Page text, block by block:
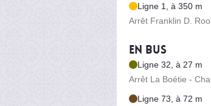
Ligne 1, à 350 m
Arrêt Franklin D.
En bus
Ligne 32, à 27 m
Arrêt La Boétie -
Ligne 73, à 72 m